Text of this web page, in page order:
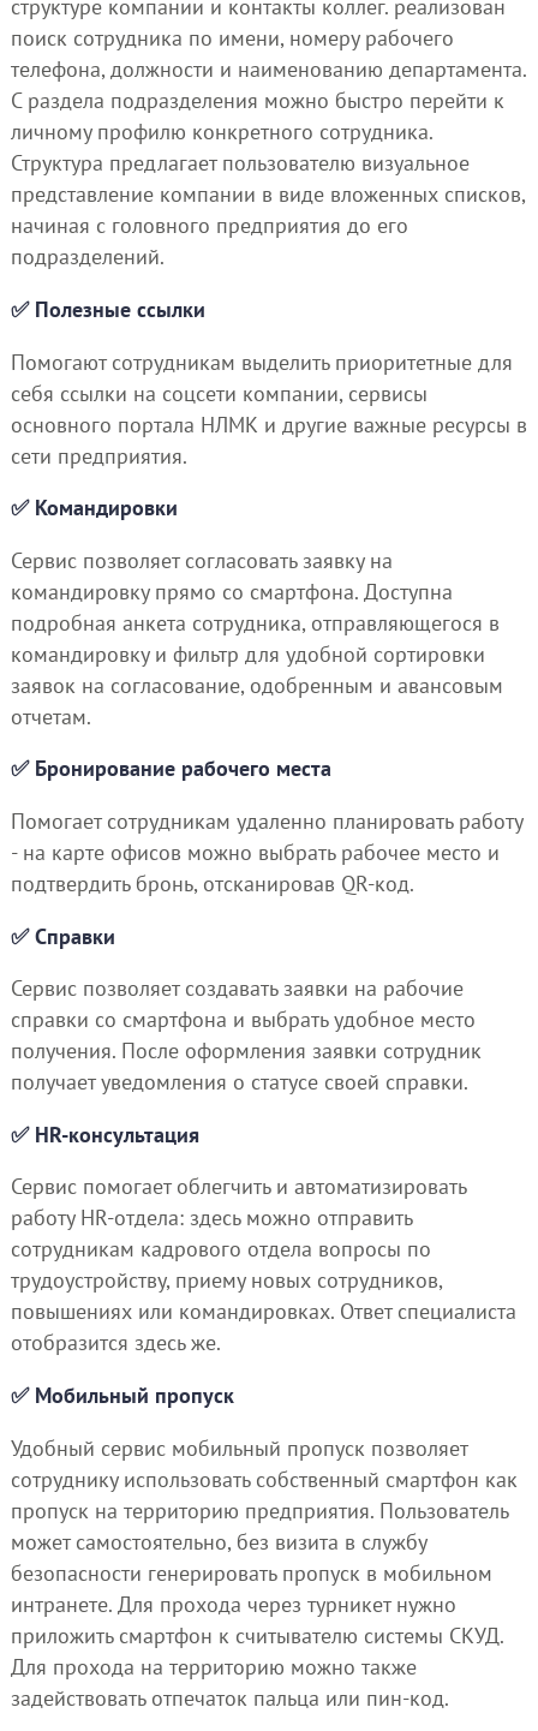
структуре компании и контакты коллег. реализован
поиск сотрудника по имени, номеру рабочего
телефона, должности и наименованию департамента.
С раздела подразделения можно быстро перейти к
личному профилю конкретного сотрудника.
Структура предлагает пользователю визуальное
представление компании в виде вложенных списков,
начиная с головного предприятия до его
подразделений.
✅ Полезные ссылки
Помогают сотрудникам выделить приоритетные для
себя ссылки на соцсети компании, сервисы
основного портала НЛМК и другие важные ресурсы в
сети предприятия.
✅ Командировки
Сервис позволяет согласовать заявку на
командировку прямо со смартфона. Доступна
подробная анкета сотрудника, отправляющегося в
командировку и фильтр для удобной сортировки
заявок на согласование, одобренным и авансовым
отчетам.
✅ Бронирование рабочего места
Помогает сотрудникам удаленно планировать работу
- на карте офисов можно выбрать рабочее место и
подтвердить бронь, отсканировав QR-код.
✅ Справки
Сервис позволяет создавать заявки на рабочие
справки со смартфона и выбрать удобное место
получения. После оформления заявки сотрудник
получает уведомления о статусе своей справки.
✅ HR-консультация
Сервис помогает облегчить и автоматизировать
работу HR-отдела: здесь можно отправить
сотрудникам кадрового отдела вопросы по
трудоустройству, приему новых сотрудников,
повышениях или командировках. Ответ специалиста
отобразится здесь же.
✅ Мобильный пропуск
Удобный сервис мобильный пропуск позволяет
сотруднику использовать собственный смартфон как
пропуск на территорию предприятия. Пользователь
может самостоятельно, без визита в службу
безопасности генерировать пропуск в мобильном
интранете. Для прохода через турникет нужно
приложить смартфон к считывателю системы СКУД.
Для прохода на территорию можно также
задействовать отпечаток пальца или пин-код.